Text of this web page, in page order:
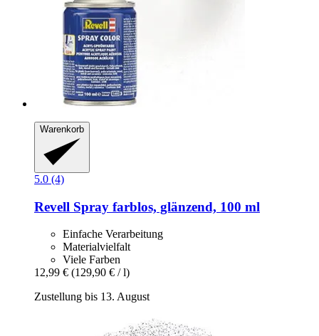
Warenkorb
5.0 (4)
Revell Spray farblos, glänzend, 100 ml
Einfache Verarbeitung
Materialvielfalt
Viele Farben
12,99 € (129,90 € / l)
Zustellung bis 13. August